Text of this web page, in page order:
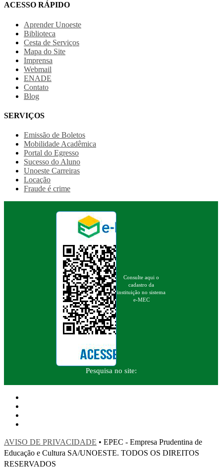
ACESSO RÁPIDO
Aprender Unoeste
Biblioteca
Cesta de Serviços
Mapa do Site
Imprensa
Webmail
ENADE
Contato
Blog
SERVIÇOS
Emissão de Boletos
Mobilidade Acadêmica
Portal do Egresso
Sucesso do Aluno
Unoeste Carreiras
Locação
Fraude é crime
Consulte aqui o
cadastro da
instituição no sistema
e-MEC
Pesquisa no site:
AVISO DE PRIVACIDADE • EPEC - Empresa Prudentina de
Educação e Cultura SA/UNOESTE. TODOS OS DIREITOS
RESERVADOS